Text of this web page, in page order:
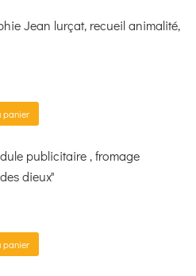
Jean lurçat, recueil animalité,
panier
publicitaire , fromage
dieux"
panier